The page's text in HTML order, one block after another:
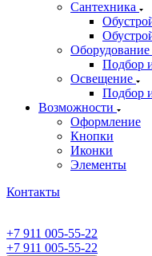
Сантехника
Оборудование
Подбор
Освещение
Подбор
Возможности
Оформление
Кнопки
Иконки
Элементы
Контакты
+7 911 005-55-22
+7 911 005-55-22